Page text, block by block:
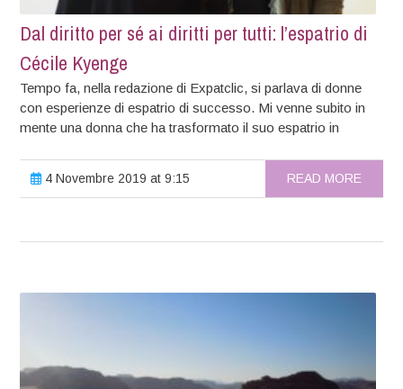
Dal diritto per sé ai diritti per tutti: l’espatrio di
Cécile Kyenge
Tempo fa, nella redazione di Expatclic, si parlava di donne
con esperienze di espatrio di successo. Mi venne subito in
mente una donna che ha trasformato il suo espatrio in
4 Novembre 2019 at 9:15 READ MORE